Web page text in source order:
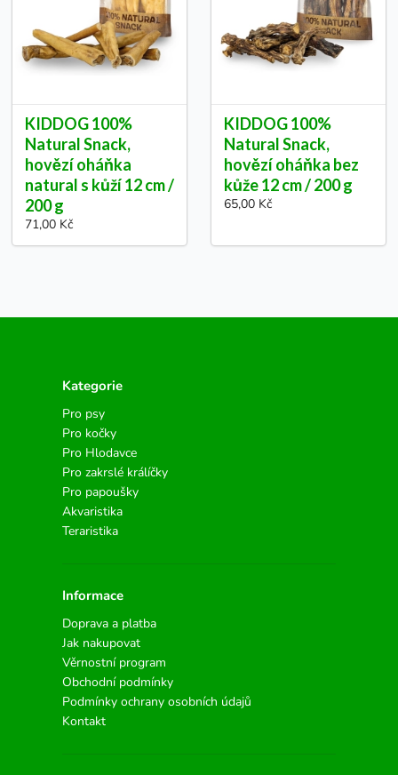
KIDDOG 100%
Natural Snack,
hovězí oháňka
natural s kůží 12 cm /
200 g
71,00 Kč
KIDDOG 100%
Natural Snack,
hovězí oháňka bez
kůže 12 cm / 200 g
65,00 Kč
Kategorie
Pro psy
Pro kočky
Pro Hlodavce
Pro zakrslé králíčky
Pro papoušky
Akvaristika
Teraristika
Informace
Doprava a platba
Jak nakupovat
Věrnostní program
Obchodní podmínky
Podmínky ochrany osobních údajů
Kontakt